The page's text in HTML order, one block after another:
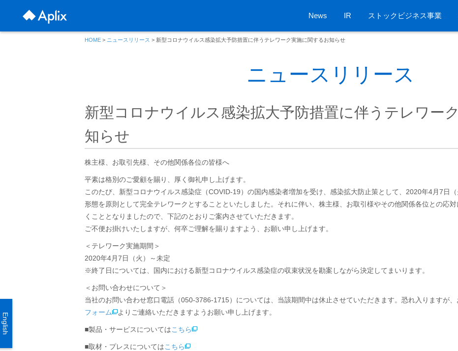
News IR ストックビジネス事業
HOME > ニュースリリース > 新型コロナウイルス感染拡大予防措置に伴うテレワーク実施に関するお知らせ
ニュースリリース
新型コロナウイルス感染拡大予防措置に伴うテレワー
知らせ
株主様、お取引先様、その他関係各位の皆様へ
平素は格別のご愛顧を賜り、厚く御礼申し上げます。
このたび、新型コロナウイルス感染症（COVID-19）の国内感染者増加を受け、感染拡大防止策として、2020年4月7日
形態を原則として完全テレワークとすることといたしました。それに伴い、株主様、お取引様やその他関係各位との応
くこととなりましたので、下記のとおりご案内させていただきます。
ご不便お掛けいたしますが、何卒ご理解を賜りますよう、お願い申し上げます。
＜テレワーク実施期間＞
2020年4月7日（火）～未定
※終了日については、国内における新型コロナウイルス感染症の収束状況を勘案しながら決定してまいります。
＜お問い合わせについて＞
当社のお問い合わせ窓口電話（050-3786-1715）については、当該期間中は休止させていただきます。恐れ入りますが
フォーム
よりご連絡いただきますようお願い申し上げます。
■製品・サービスについてはこちら
■取材・プレスについてはこちら
English